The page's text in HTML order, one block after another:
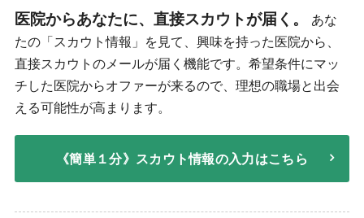
医院からあなたに、直接スカウトが届く。
あな
たの「スカウト情報」を見て、興味を持った医院から、
直接スカウトのメールが届く機能です。希望条件にマッ
チした医院からオファーが来るので、理想の職場と出会
える可能性が高まります。
《簡単１分》スカウト情報の入力はこちら